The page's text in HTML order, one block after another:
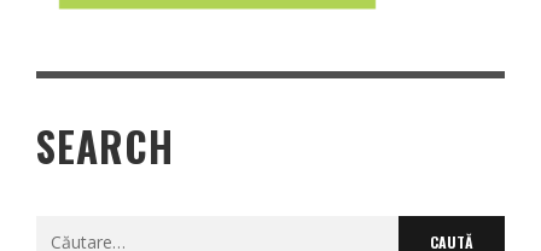
SEARCH
Caută